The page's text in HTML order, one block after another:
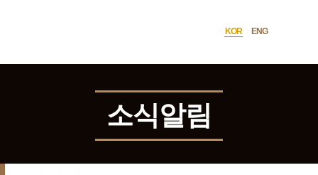
KOR ENG
소식알림